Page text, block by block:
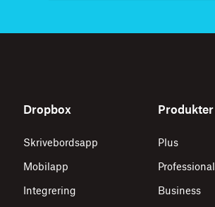
Dropbox
Skrivebordsapp
Mobilapp
Integrering
Produkter
Plus
Professional
Business